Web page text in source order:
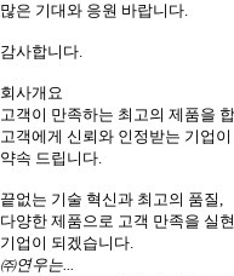
많은 기대와 응원 바랍니다.
감사합니다.
회사개요
고객이 만족하는 최고의 제품을
고객에게 신뢰와 인정받는 기업이
약속 드립니다.
끝없는 기술 혁신과 최고의 품질,
다양한 제품으로 고객 만족을 실
기업이 되겠습니다.
㈜연우는...